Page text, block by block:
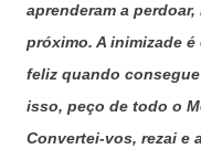
aprenderam a
próximo. A inimizade
feliz quando
isso, peço de todo o
Convertei-vos, rezai e